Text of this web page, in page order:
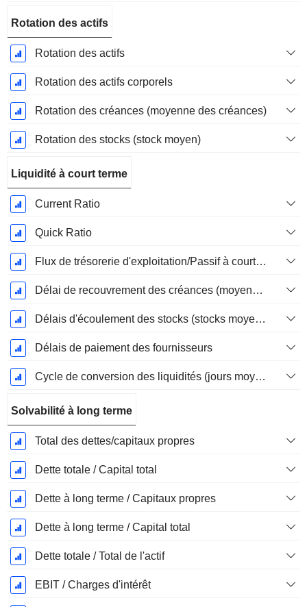
Rotation des actifs
Rotation des actifs
Rotation des actifs corporels
Rotation des créances (moyenne des créances)
Rotation des stocks (stock moyen)
Liquidité à court terme
Current Ratio
Quick Ratio
Flux de trésorerie d'exploitation/Passif à court terme
Délai de recouvrement des créances (moyenne des créances)
Délais d'écoulement des stocks (stocks moyens)
Délais de paiement des fournisseurs
Cycle de conversion des liquidités (jours moyens)
Solvabilité à long terme
Total des dettes/capitaux propres
Dette totale / Capital total
Dette à long terme / Capitaux propres
Dette à long terme / Capital total
Dette totale / Total de l'actif
EBIT / Charges d'intérêt